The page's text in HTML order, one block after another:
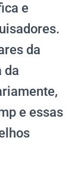
e
da
da
e essas